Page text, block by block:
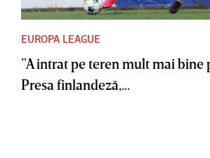
EUROPA LEAGUE
”A intrat pe teren mult mai bine
Presa finlandeză,...